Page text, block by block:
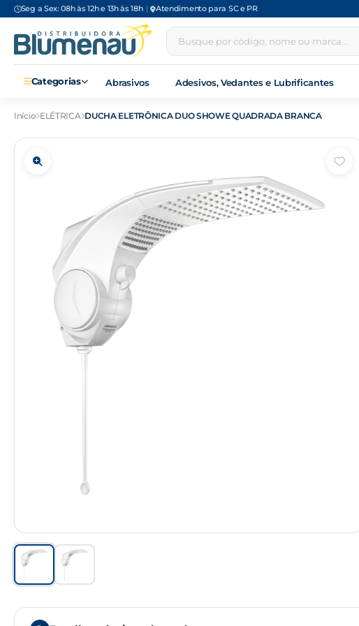
Seg a Sex: 08h às 12h e 13h às 18h | Atendimento para SC e PR
Categorias Abrasivos Adesivos, Vedantes e Lubrificantes
Início ELÉTRICA DUCHA ELETRÔNICA DUO SHOWE QUADRADA BRANCA